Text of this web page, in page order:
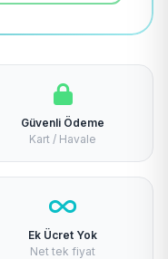
Güvenli Ödeme
Kart / Havale
Ek Ücret Yok
Net tek fiyat